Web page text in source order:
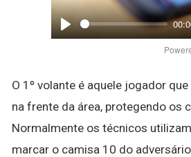
Play
O 1º volante é aquele jogador
na frente da área, protegendo os
Normalmente os técnicos
marcar o camisa 10 do